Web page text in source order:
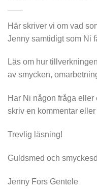
Här skriver vi om vad
Jenny samtidigt som Ni
Läs om hur
av smycken,
Har Ni någon fråga eller
skriv en kommentar
Trevlig läsning!
Guldsmed och
Jenny Fors Gentele